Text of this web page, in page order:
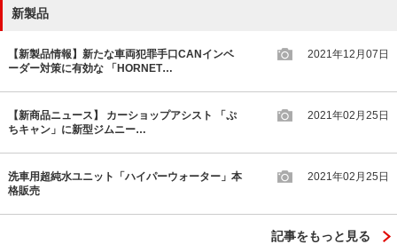
新製品
【新製品情報】新たな車両犯罪手口CANインベ
ーダー対策に有効な 「HORNET…
2021年12月07日
【新商品ニュース】 カーショップアシスト 「ぷ
ちキャン」に新型ジムニー…
2021年02月25日
洗車用超純水ユニット「ハイパーウォーター」本
格販売
2021年02月25日
記事をもっと見る